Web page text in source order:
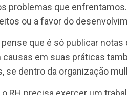
temos
Isto é, o RH deixa de
que a sua
a sociedade está